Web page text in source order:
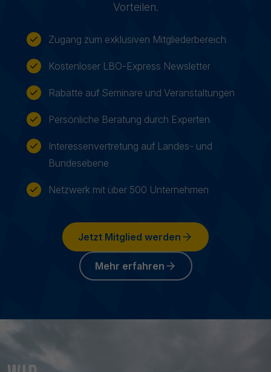
Vorteilen.
Zugang zum exklusiven Mitgliederbereich
Kostenloser LBO-Express Newsletter
Rabatte auf Seminare und Veranstaltungen
Persönliche Beratung durch Experten
Interessenvertretung auf Landes- und
Bundesebene
Netzwerk mit über 500 Unternehmen
Jetzt Mitglied werden
Mehr erfahren